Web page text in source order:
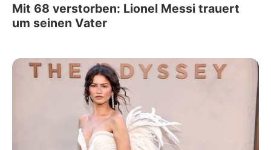
Mit 68 verstorben: Lionel Messi trauert
um seinen Vater